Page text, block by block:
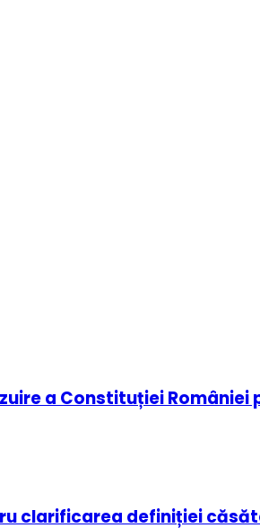
a Constituției
clarificarea definiției